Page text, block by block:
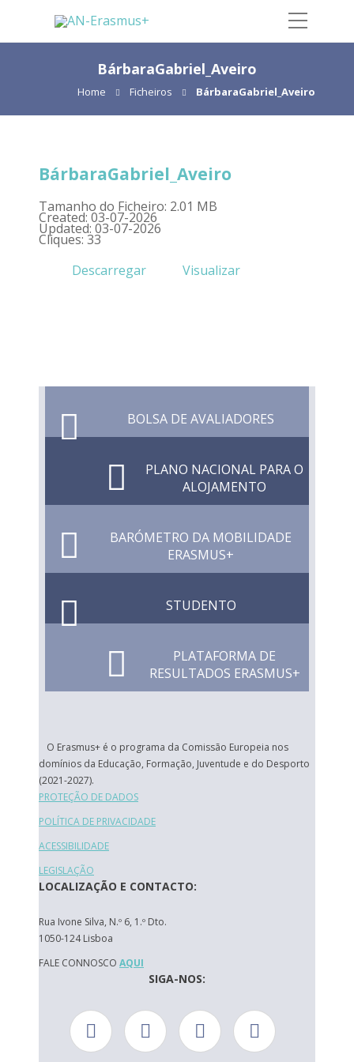
BárbaraGabriel_Aveiro
Home Ficheiros BárbaraGabriel_Aveiro
BárbaraGabriel_Aveiro
Tamanho do Ficheiro: 2.01 MB
Created: 03-07-2026
Updated: 03-07-2026
Cliques: 33
Descarregar
Visualizar
BOLSA DE AVALIADORES
PLANO NACIONAL PARA O
ALOJAMENTO
BARÓMETRO DA MOBILIDADE
ERASMUS+
STUDENTO
PLATAFORMA DE
RESULTADOS ERASMUS+
O Erasmus+ é o programa da Comissão Europeia nos
domínios da Educação, Formação, Juventude e do Desporto
(2021-2027).
PROTEÇÃO DE DADOS
POLÍTICA DE PRIVACIDADE
ACESSIBILIDADE
LEGISLAÇÃO
LOCALIZAÇÃO E CONTACTO:
Rua Ivone Silva, N.º 6, 1.º Dto.
1050-124 Lisboa
FALE CONNOSCO AQUI
SIGA-NOS: